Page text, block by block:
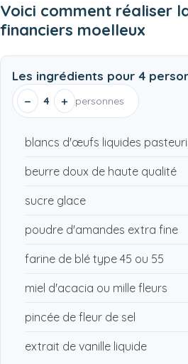
Voici comment réaliser
financiers moelleux
Les ingrédients pour 4
−
4 + personnes
blancs d'œufs liquides
beurre doux de haute qualité
sucre glace
poudre d'amandes extra fine
farine de blé type 45 ou 55
miel d'acacia ou mille fleurs
pincée de fleur de sel
extrait de vanille liquide